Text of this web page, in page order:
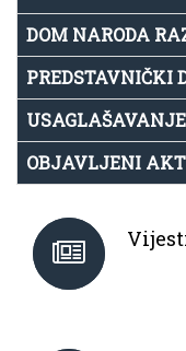
DOM NARODA
PREDSTAVNIČKI
USAGLAŠAVANJE
OBJAVLJENI AKT